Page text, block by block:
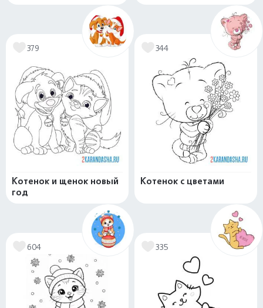
379
Котенок и щенок новый
год
344
Котенок с цветами
604 335